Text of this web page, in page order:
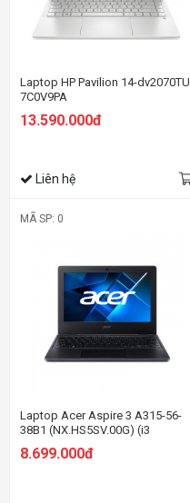
Laptop HP Pavilion 14-dv2070TU
7C0V9PA
13.590.000đ
Liên hệ
MÃ SP: 0
Laptop Acer Aspire 3 A315-56-
38B1 (NX.HS5SV.00G) (i3
1005G1/4GB RAM/256GB
SSD/15.6 inch FHD/Win 11/Đen)
8.699.000đ